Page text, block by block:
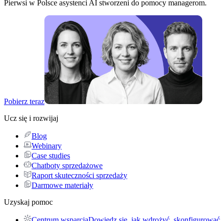
Pierwsi w Polsce asystenci AI stworzeni do pomocy managerom.
Pobierz teraz
Ucz się i rozwijaj
Blog
Webinary
Case studies
Chatboty sprzedażowe
Raport skuteczności sprzedaży
Darmowe materiały
Uzyskaj pomoc